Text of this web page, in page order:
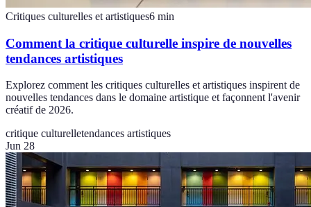
Critiques culturelles et artistiques6 min
Comment la critique culturelle inspire de nouvelles
tendances artistiques
Explorez comment les critiques culturelles et artistiques inspirent de
nouvelles tendances dans le domaine artistique et façonnent l'avenir
créatif de 2026.
critique culturelletendances artistiques
Jun 28